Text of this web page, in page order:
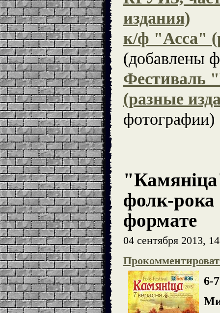
издания)
к/ф "Асса"
(добавлены
Фестиваль
(разные
фотографии)
фолк-
формате
04 сентября 2013,
6-